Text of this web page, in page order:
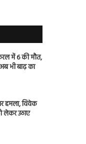
में 6 की मौत,
भी बाढ़ का
हमला, विवेक
उठाए